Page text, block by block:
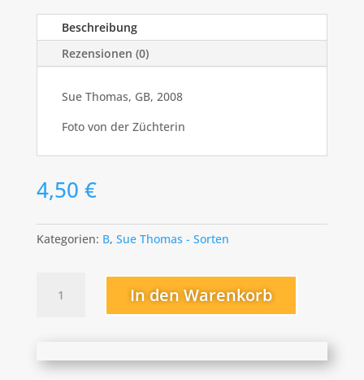
Beschreibung
Rezensionen (0)
Sue Thomas, GB, 2008
Foto von der Züchterin
4,50 €
Kategorien: B, Sue Thomas - Sorten
Spark
In den Warenkorb